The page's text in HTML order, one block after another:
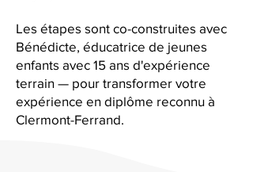
Les étapes sont co-construites avec
Bénédicte, éducatrice de jeunes
enfants avec 15 ans d'expérience
terrain — pour transformer votre
expérience en diplôme reconnu à
Clermont-Ferrand.